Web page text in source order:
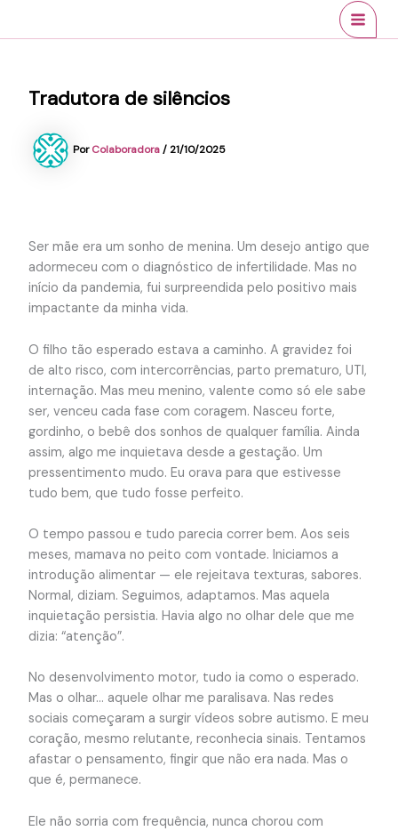
Tradutora de silêncios
PorColaboradora/21/10/2025
Ser mãe era um sonho de menina. Um desejo antigo que
adormeceu com o diagnóstico de infertilidade. Mas no
início da pandemia, fui surpreendida pelo positivo mais
impactante da minha vida.
O filho tão esperado estava a caminho. A gravidez foi
de alto risco, com intercorrências, parto prematuro, UTI,
internação. Mas meu menino, valente como só ele sabe
ser, venceu cada fase com coragem. Nasceu forte,
gordinho, o bebê dos sonhos de qualquer família. Ainda
assim, algo me inquietava desde a gestação. Um
pressentimento mudo. Eu orava para que estivesse
tudo bem, que tudo fosse perfeito.
O tempo passou e tudo parecia correr bem. Aos seis
meses, mamava no peito com vontade. Iniciamos a
introdução alimentar — ele rejeitava texturas, sabores.
Normal, diziam. Seguimos, adaptamos. Mas aquela
inquietação persistia. Havia algo no olhar dele que me
dizia: “atenção”.
No desenvolvimento motor, tudo ia como o esperado.
Mas o olhar… aquele olhar me paralisava. Nas redes
sociais começaram a surgir vídeos sobre autismo. E meu
coração, mesmo relutante, reconhecia sinais. Tentamos
afastar o pensamento, fingir que não era nada. Mas o
que é, permanece.
Ele não sorria com frequência, nunca chorou com